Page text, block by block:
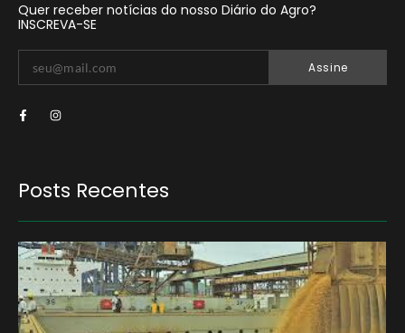
Quer receber notícias do nosso Diário do Agro?
INSCREVA-SE
Assine
Posts Recentes